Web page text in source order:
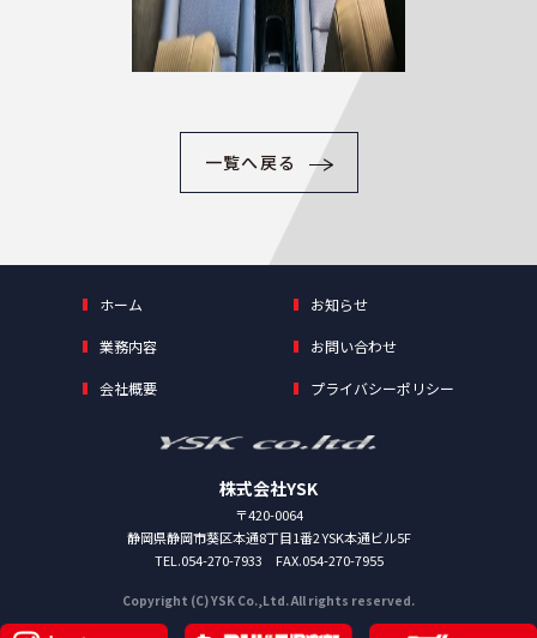
一覧へ戻る
株式会社YSK
〒420-0064
静岡県静岡市葵区本通8丁目1番2 YSK本通ビル5F
TEL.054-270-7933 FAX.054-270-7955
ホーム
業務内容
会社概要
お知らせ
お問い合わせ
プライバシーポリシー
Copyright (C) YSK Co.,Ltd. All rights reserved.